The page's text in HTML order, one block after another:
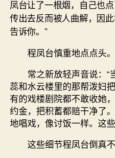
凤台让了一根烟，自己也点
传出去反而被人曲解，因
告诉你。”
程凤台慎重地点点头。
常之新放轻声音说：“
蕊和水云楼里的那帮泼妇
有的戏楼剧院都不敢收她
约金，把积蓄都赔干净了
地唱戏，像讨饭一样。这
这些细节程凤台倒真不